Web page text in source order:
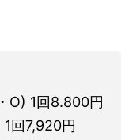
O) 1回8.800円
1回7,920円